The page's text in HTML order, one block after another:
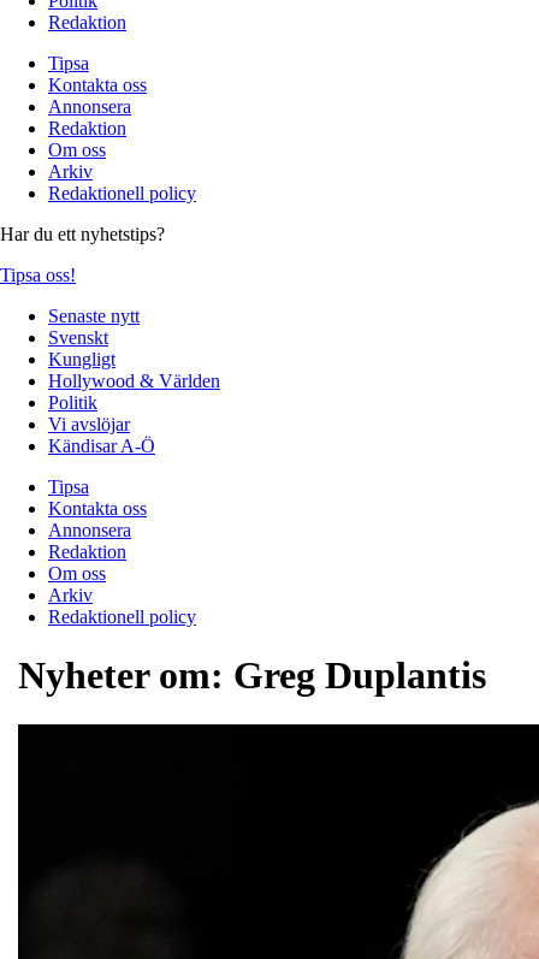
Redaktion
Tipsa
Kontakta oss
Annonsera
Redaktion
Om oss
Arkiv
Redaktionell policy
Har du ett nyhetstips?
Tipsa oss!
Senaste nytt
Svenskt
Kungligt
Hollywood & Världen
Politik
Vi avslöjar
Kändisar A-Ö
Tipsa
Kontakta oss
Annonsera
Redaktion
Om oss
Arkiv
Redaktionell policy
Nyheter om: Greg Duplantis